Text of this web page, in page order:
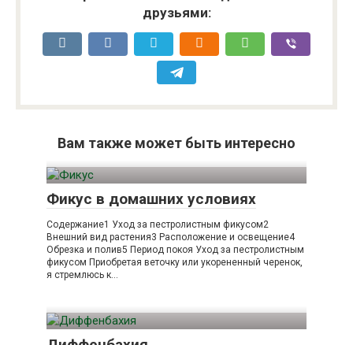
друзьями:
Вам также может быть интересно
Фикус в домашних условиях
Содержание1 Уход за пестролистным фикусом2
Внешний вид растения3 Расположение и освещение4
Обрезка и полив5 Период покоя Уход за пестролистным
фикусом Приобретая веточку или укорененный черенок,
я стремлюсь к…